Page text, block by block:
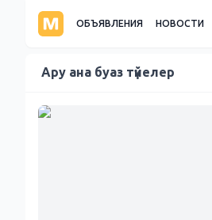
ОБЪЯВЛЕНИЯ НОВОСТИ
Ару ана буаз түйелер